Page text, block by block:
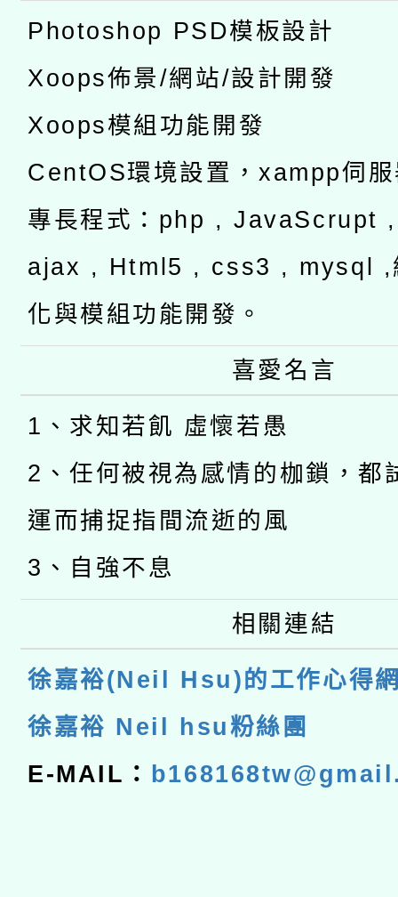
Photoshop PSD模板設計
Xoops佈景/網站/設計開發
Xoops模組功能開發
CentOS環境設置，xampp伺
專長程式：php , JavaScrupt
ajax , Html5 , css3 , mysql ,
化與模組功能開發。
喜愛名言
1、求知若飢 虛懷若愚
2、任何被視為感情的枷鎖，都
運而捕捉指間流逝的風
3、自強不息
相關連結
徐嘉裕(Neil Hsu)的工作心得
徐嘉裕 Neil hsu粉絲團
E-MAIL：